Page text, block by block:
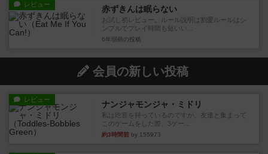
レビュー 赤ずきんは眠らない
お試し初レビュー。ルール説明は割愛ルールはシ
ンプルでプレイ時間も短いい...
6年弱前 の投稿
会員の新しい投稿
レビュー ナンジャモンジャ・ミドリ
私は吃音を持っているのですが、友達と集まって
このゲームをした際、3ゲー...
約3時間前 by 155973